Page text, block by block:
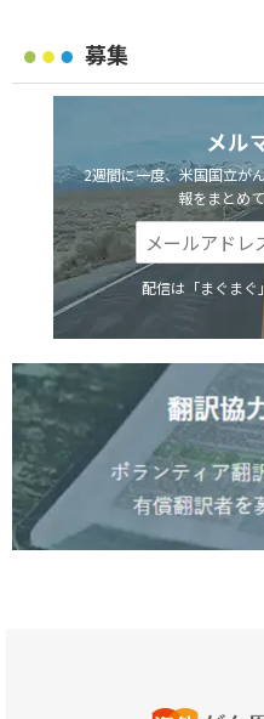
募集
メル
2週間に一度、米国国立が
報をまとめ
配信は「まぐまぐ